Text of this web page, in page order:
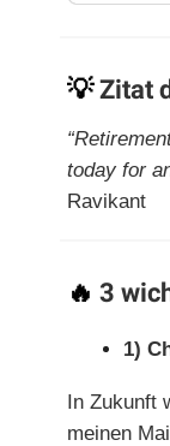
💡Zitat
today for
Ravikant
🔥 3
1)
In Zukunft
meinen